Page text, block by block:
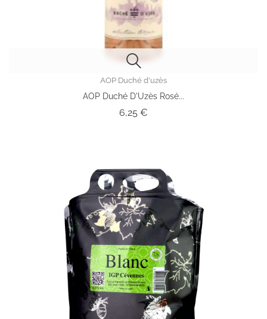
AOP Duché d'uzès
AOP Duché D'Uzès Rosé...
6,25 €